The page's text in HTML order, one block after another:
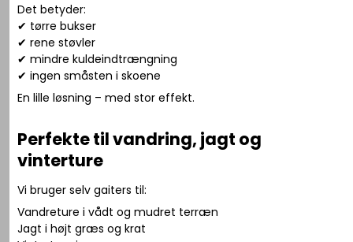
Det betyder:
✔ tørre bukser
✔ rene støvler
✔ mindre kuldeindtrængning
✔ ingen småsten i skoene
En lille løsning – med stor effekt.
Perfekte til vandring, jagt og
vinterture
Vi bruger selv gaiters til:
Vandreture i vådt og mudret terræn
Jagt i højt græs og krat